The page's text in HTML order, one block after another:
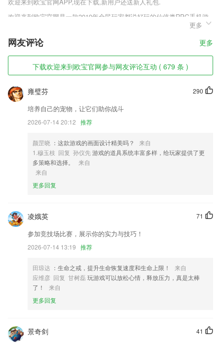
欢迎来到欧宝官网是一款2019年全民玩家都说好玩的仙侠类RPG手机游
戏，游戏拥有高清精致的游戏画面，饱满的剧情故事，纯正的国风元素加
入其中，带领玩家感受原汁原味的仙侠体验，妖狐缘起首发版v1.0.1丰富
的副本BOSS，玩家可自由前往挑战，通过不断的冒险探索，寻找修仙的
奥妙。
欢迎来到欧宝官网软件特色
1,各地版本在更新，我们一直在努力。
2,主课预约体验：在线预约2265LocoKids家庭浸入式英语试听课；好不
好试了就知道；
3,打开扬声器功能可以监控监控中的声音，可以自由调节音量；
4,更高的隐私性
5,个性定制：汇聚海量网址、千万小说、最新热门影视、美女、笑话等丰
富优质内容，满足所有上网需求！个性定制，看你想看。
6,丰富好听
1.这里提供更多有趣的朋友，让学生了解到更多精彩校园生活；
2.课前练习，智能评测，定位学生知识薄弱点
3.可以将需要参加培训的课程进行预约，线上参加报名更加方便；
5.可以根据自己的年级，自行修改所在的年级，以便找到合适作文。
6.在答题练习的时候，记录答题进度，利于下一次使用app学习新知识；
欢迎来到欧宝官网更新了什么?
修复已知bug。基础体验优化，使用更流畅。
更多
网友评论 更多
下载欢迎来到欧宝官网参与网友评论互动 ( 679 条 )
290
雍璧芬
培养自己的宠物，让它们助你战斗
2026-07-14 20:12 推荐
颜罡晓 ：这款游戏的画面设计精美吗？
来自
1.穆玉枝 回复 孙仪先 游戏的道具系统丰富多样，给玩家提供了更
多策略和选择。
来自
来自
更多回复
71
凌娥英
参加竞技场比赛，展示你的实力与技巧！
2026-07-14 13:19 推荐
田琼达 ：生命之戒，提升生命恢复速度和生命上限！
来自
应维彦 回复 甘树磊 玩游戏可以放松心情，释放压力，真是太棒
了！
来自
更多回复
41
景奇剑